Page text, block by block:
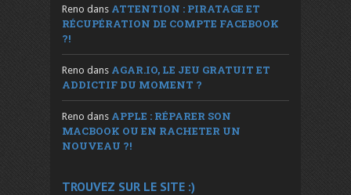
Reno dans ATTENTION : PIRATAGE ET
RÉCUPÉRATION DE COMPTE FACEBOOK
?!
Reno dans AGAR.IO, LE JEU GRATUIT ET
ADDICTIF DU MOMENT ?
Reno dans APPLE : RÉPARER SON
MACBOOK OU EN RACHETER UN
NOUVEAU ?!
TROUVEZ SUR LE SITE :)